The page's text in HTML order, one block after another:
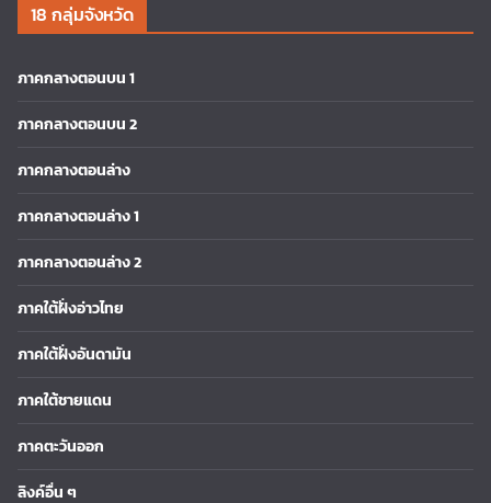
18 กลุ่มจังหวัด
ภาคกลางตอนบน 1
ภาคกลางตอนบน 2
ภาคกลางตอนล่าง
ภาคกลางตอนล่าง 1
ภาคกลางตอนล่าง 2
ภาคใต้ฝั่งอ่าวไทย
ภาคใต้ฝั่งอันดามัน
ภาคใต้ชายแดน
ภาคตะวันออก
ลิงค์อื่น ๆ